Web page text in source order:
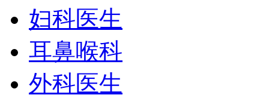
妇科医生
耳鼻喉科
外科医生